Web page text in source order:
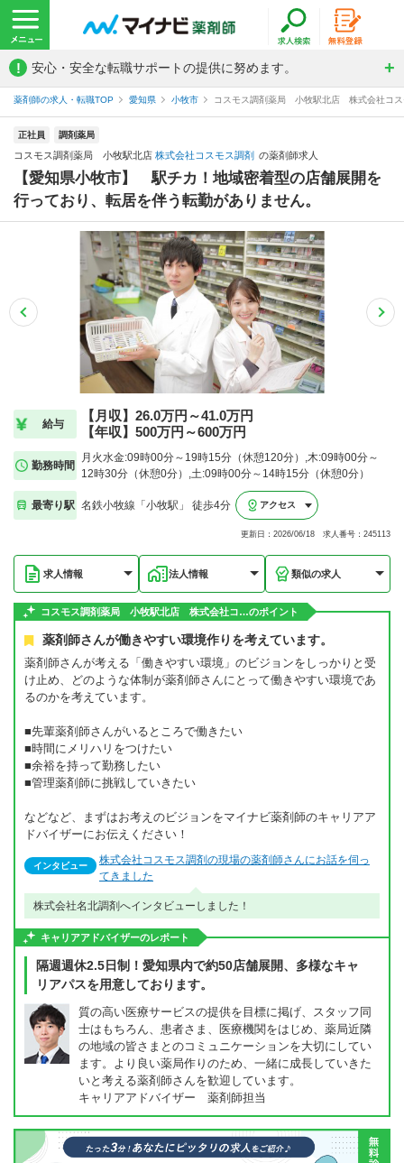
! 安心・安全な転職サポートの提供に努めます。
薬剤師の求人・転職TOP 愛知県 小牧市 コスモス調剤薬局 小牧駅北店 株式会社コス
正社員 調剤薬局
コスモス調剤薬局 小牧駅北店 株式会社コスモス調剤 の薬剤師求人
【愛知県小牧市】 駅チカ！地域密着型の店舗展開を
行っており、転居を伴う転勤がありません。
給与
【月収】26.0万円～41.0万円
【年収】500万円～600万円
勤務時間
月火水金:09時00分～19時15分（休憩120分）,木:09時00分～
12時30分（休憩0分）,土:09時00分～14時15分（休憩0分）
最寄り駅 名鉄小牧線「小牧駅」 徒歩4分 アクセス
更新日：2026/06/18 求人番号：245113
求人情報 法人情報 類似の求人
コスモス調剤薬局 小牧駅北店 株式会社コ…のポイント
薬剤師さんが働きやすい環境作りを考えています。
薬剤師さんが考える「働きやすい環境」のビジョンをしっかりと受
け止め、どのような体制が薬剤師さんにとって働きやすい環境であ
るのかを考えています。
■先輩薬剤師さんがいるところで働きたい
■時間にメリハリをつけたい
■余裕を持って勤務したい
■管理薬剤師に挑戦していきたい
などなど、まずはお考えのビジョンをマイナビ薬剤師のキャリアア
ドバイザーにお伝えください！
インタビュー
株式会社コスモス調剤の現場の薬剤師さんにお話を伺っ
てきました
株式会社名北調剤へインタビューしました！
キャリアアドバイザーのレポート
隔週週休2.5日制！愛知県内で約50店舗展開、多様なキャ
リアパスを用意しております。
質の高い医療サービスの提供を目標に掲げ、スタッフ同
士はもちろん、患者さま、医療機関をはじめ、薬局近隣
の地域の皆さまとのコミュニケーションを大切にしてい
ます。より良い薬局作りのため、一緒に成長していきた
いと考える薬剤師さんを歓迎しています。
キャリアアドバイザー 薬剤師担当